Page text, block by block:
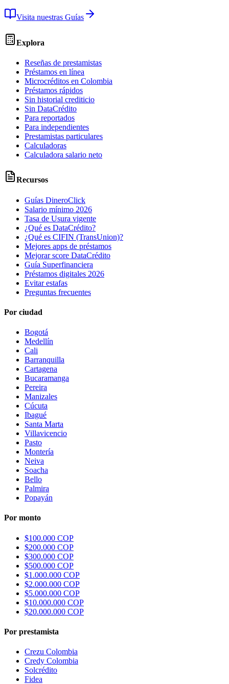
Visita nuestras Guías
Explora
Reseñas de prestamistas
Préstamos en línea
Microcréditos en Colombia
Préstamos rápidos
Sin historial crediticio
Sin DataCrédito
Para reportados
Para independientes
Prestamistas particulares
Calculadoras
Calculadora salario neto
Recursos
Guías DineroClick
Salario mínimo 2026
Tasa de Usura vigente
¿Qué es DataCrédito?
¿Qué es CIFIN (TransUnion)?
Mejores apps de préstamos
Mejorar score DataCrédito
Guía Superfinanciera
Préstamos digitales 2026
Evitar estafas
Preguntas frecuentes
Por ciudad
Bogotá
Medellín
Cali
Barranquilla
Cartagena
Bucaramanga
Pereira
Manizales
Cúcuta
Ibagué
Santa Marta
Villavicencio
Pasto
Montería
Neiva
Soacha
Bello
Palmira
Popayán
Por monto
$100.000 COP
$200.000 COP
$300.000 COP
$500.000 COP
$1.000.000 COP
$2.000.000 COP
$5.000.000 COP
$10.000.000 COP
$20.000.000 COP
Por prestamista
Crezu Colombia
Credy Colombia
Solcrédito
Fidea